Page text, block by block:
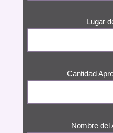
Lugar
Cantidad
Nombre del